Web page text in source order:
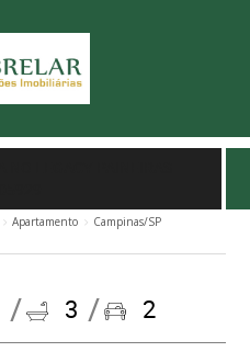
Apartamento
Campinas/SP
3 2